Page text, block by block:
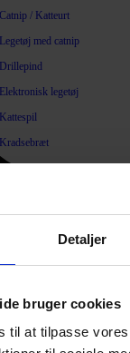
Detaljer
bruger cookies
til at tilpasse
Catnip / Katteurt
Legetøj med catnip
Drillepind
Elektronisk legetøj
Kattespil
Kradsebræt
Pels
Hygiejne
Tænder / Ånde